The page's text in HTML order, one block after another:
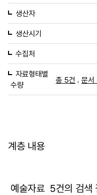
생산자
생산시기
수집처
자료형태별
수량
총 5건 , 문서
계층 내용
예술자료 5건의 검색